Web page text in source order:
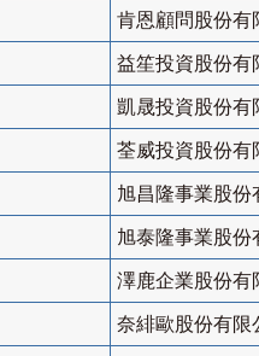
肯恩顧問股份有
益笙投資股份有
凱晟投資股份有
荃威投資股份有
旭昌隆事業股份
旭泰隆事業股份
澤鹿企業股份有
奈緋歐股份有限